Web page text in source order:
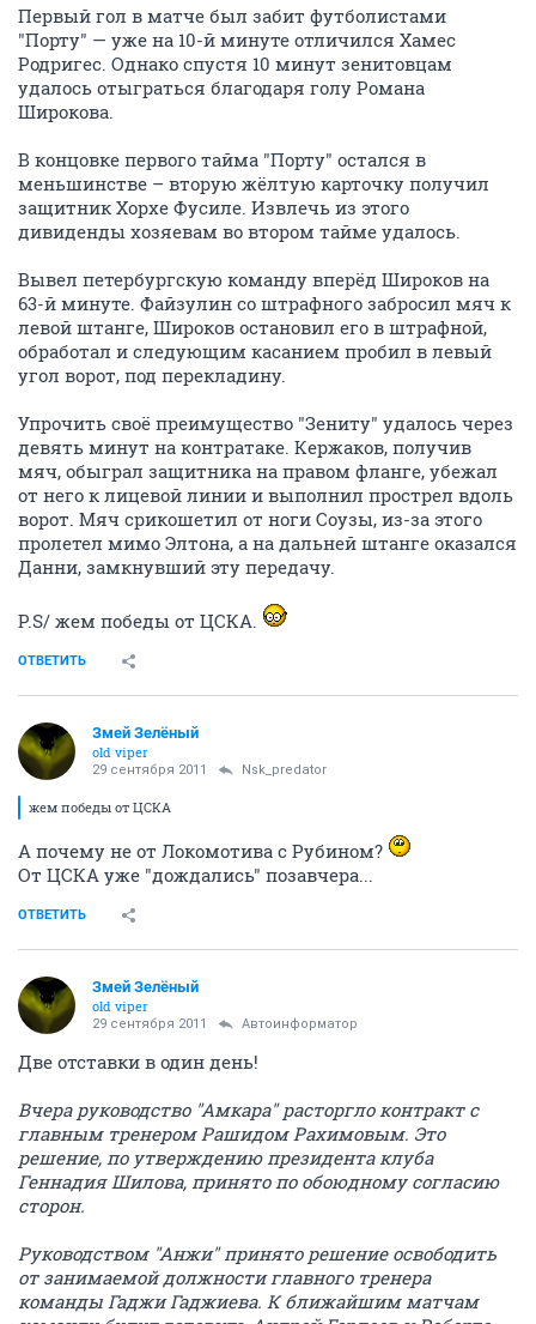
Первый гол в матче был забит футболистами
"Порту" — уже на 10-й минуте отличился Хамес
Родригес. Однако спустя 10 минут зенитовцам
удалось отыграться благодаря голу Романа
Широкова.
В концовке первого тайма "Порту" остался в
меньшинстве – вторую жёлтую карточку получил
защитник Хорхе Фусиле. Извлечь из этого
дивиденды хозяевам во втором тайме удалось.
Вывел петербургскую команду вперёд Широков на
63-й минуте. Файзулин со штрафного забросил мяч к
левой штанге, Широков остановил его в штрафной,
обработал и следующим касанием пробил в левый
угол ворот, под перекладину.
Упрочить своё преимущество "Зениту" удалось через
девять минут на контратаке. Кержаков, получив
мяч, обыграл защитника на правом фланге, убежал
от него к лицевой линии и выполнил прострел вдоль
ворот. Мяч срикошетил от ноги Соузы, из-за этого
пролетел мимо Элтона, а на дальней штанге оказался
Данни, замкнувший эту передачу.
P.S/ жем победы от ЦСКА.
ОТВЕТИТЬ
Змей Зелёный
old viper
29 сентября 2011 Nsk_predator
жем победы от ЦСКА
А почему не от Локомотива с Рубином?
От ЦСКА уже "дождались" позавчера...
ОТВЕТИТЬ
Змей Зелёный
old viper
29 сентября 2011 Автоинформатор
Две отставки в один день!
Вчера руководство "Амкара" расторгло контракт с
главным тренером Рашидом Рахимовым. Это
решение, по утверждению президента клуба
Геннадия Шилова, принято по обоюдному согласию
сторон.
Руководством "Анжи" принято решение освободить
от занимаемой должности главного тренера
команды Гаджи Гаджиева. К ближайшим матчам